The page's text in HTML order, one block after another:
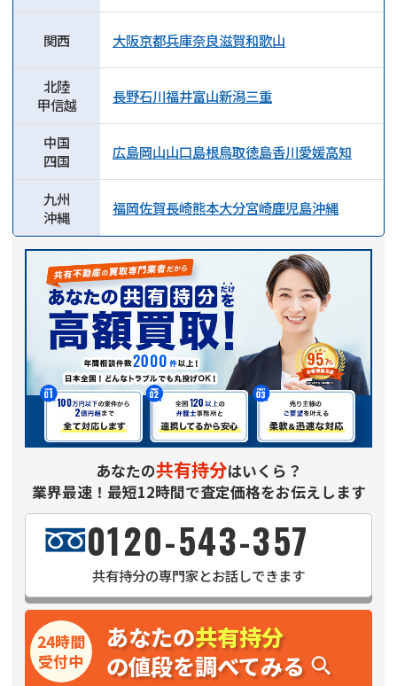
関西 大阪京都兵庫奈良滋賀和歌山
北陸
甲信越
長野石川福井富山新潟三重
中国
四国
広島岡山山口島根鳥取徳島香川愛媛高知
九州
沖縄
福岡佐賀長崎熊本大分宮崎鹿児島沖縄
あなたの共有持分はいくら？
業界最速！最短12時間で査定価格をお伝えします
0120-543-357
共有持分の専門家とお話しできます
あなたの共有持分
の値段を調べてみる
24時間
受付中